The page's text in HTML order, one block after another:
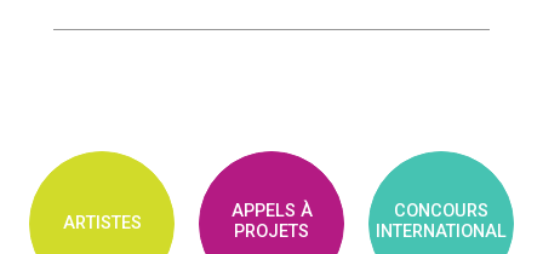
ARTISTES
APPELS À
PROJETS
CONCOURS
INTERNATIONAL